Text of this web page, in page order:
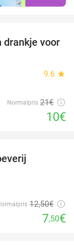
52%
drankje voor
9.6 star
Normalpris 21€
10€
12,50€
7,50€